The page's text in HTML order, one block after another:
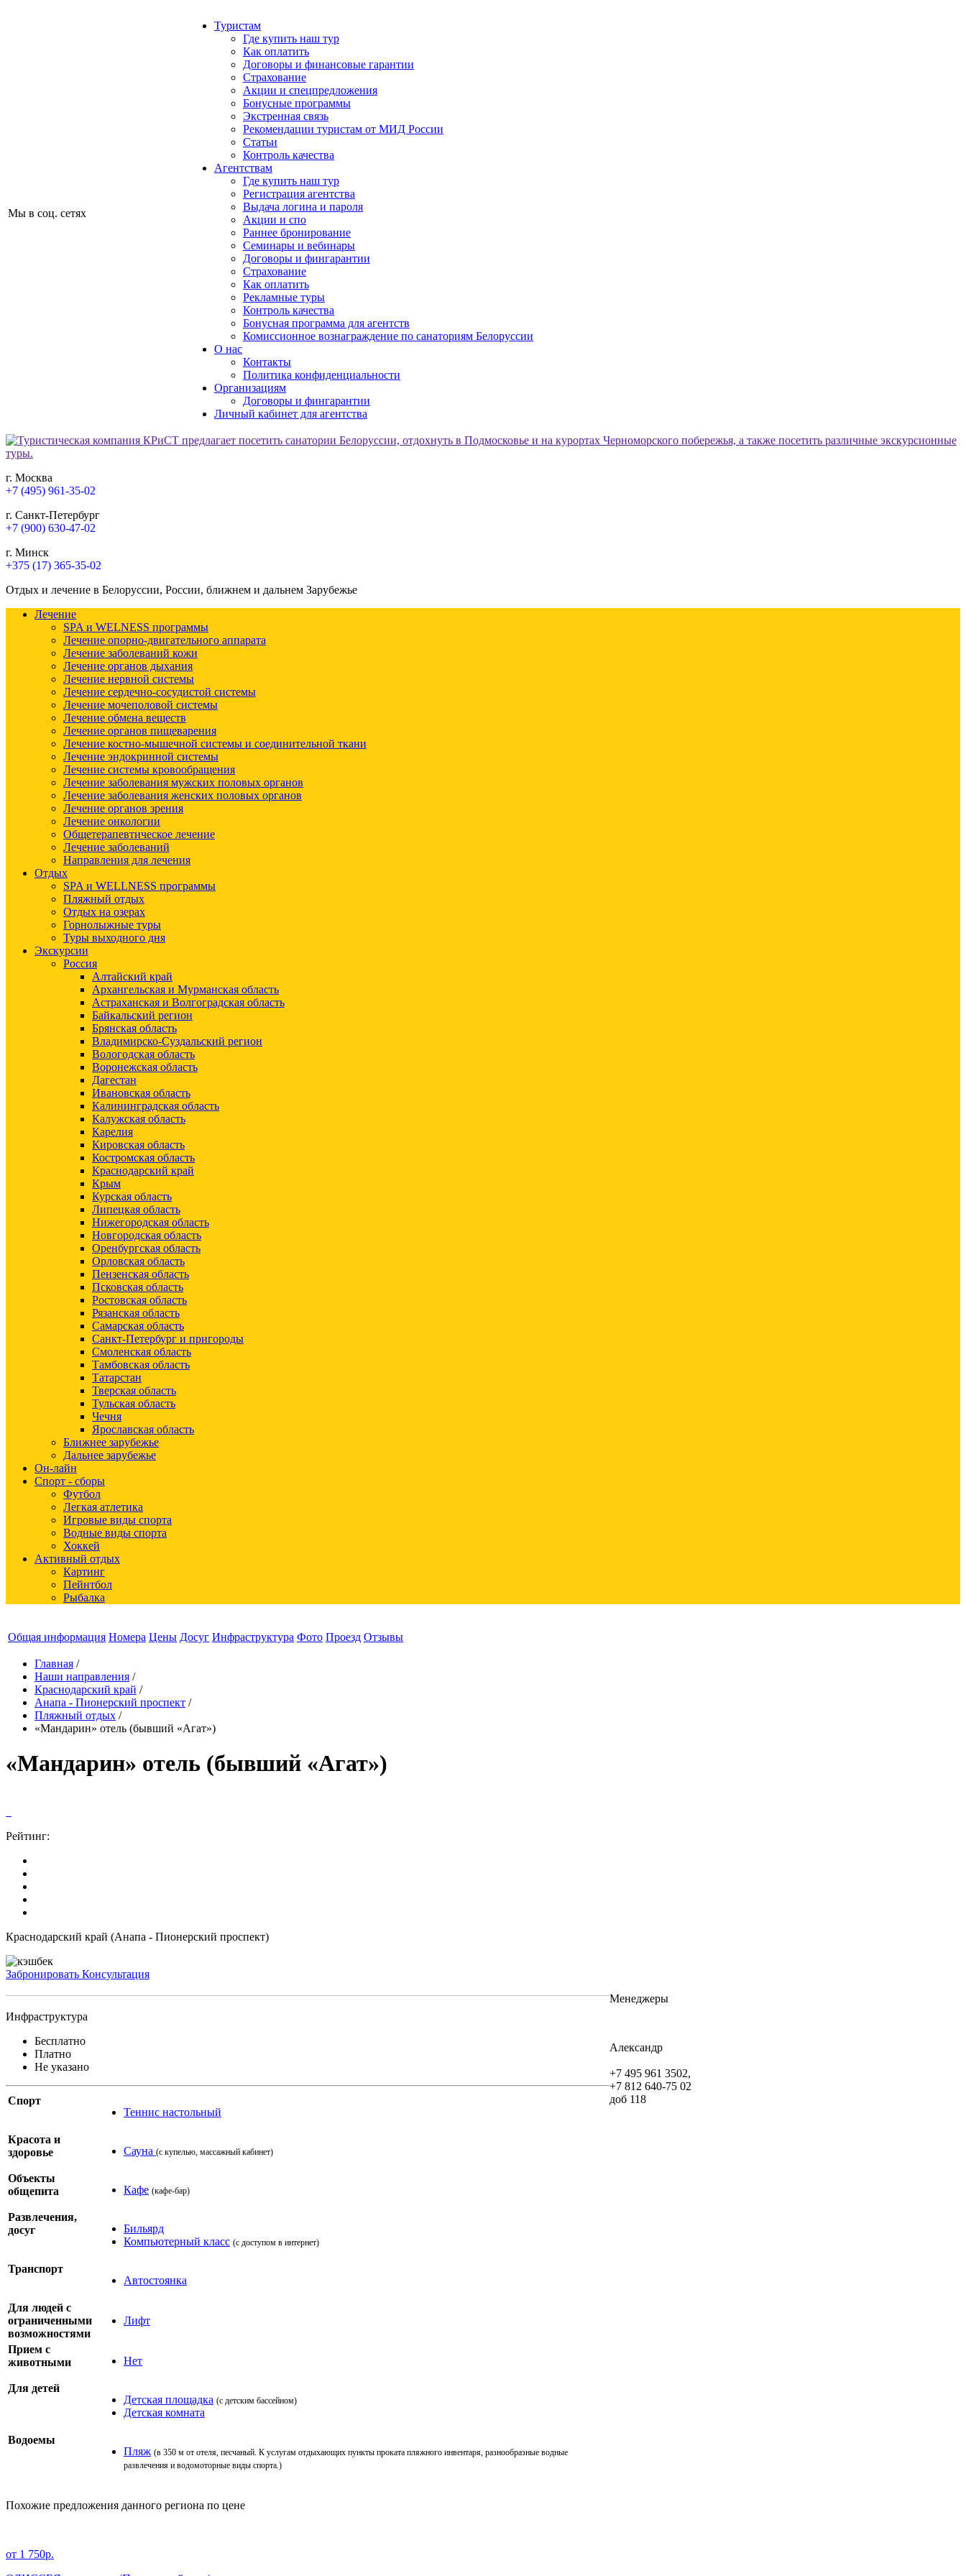
Мы в соц. сетях
Туристам
Где купить наш тур
Как оплатить
Договоры и финансовые гарантии
Страхование
Акции и спецпредложения
Бонусные программы
Экстренная связь
Рекомендации туристам от МИД России
Статьи
Контроль качества
Агентствам
Где купить наш тур
Регистрация агентства
Выдача логина и пароля
Акции и спо
Раннее бронирование
Семинары и вебинары
Договоры и фингарантии
Страхование
Как оплатить
Рекламные туры
Контроль качества
Бонусная программа для агентств
Комиссионное вознаграждение по санаториям Белоруссии
О нас
Контакты
Политика конфиденциальности
Организациям
Договоры и фингарантии
Личный кабинет для агентства
г. Москва
+7 (495) 961-35-02
г. Санкт-Петербург
+7 (900) 630-47-02
г. Минск
+375 (17) 365-35-02
Отдых и лечение в Белоруссии, России, ближнем и дальнем Зарубежье
Лечение
SPA и WELNESS программы
Лечение опорно-двигательного аппарата
Лечение заболеваний кожи
Лечение органов дыхания
Лечение нервной системы
Лечение сердечно-сосудистой системы
Лечение мочеполовой системы
Лечение обмена веществ
Лечение органов пищеварения
Лечение костно-мышечной системы и соединительной ткани
Лечение эндокринной системы
Лечение системы кровообращения
Лечение заболевания мужских половых органов
Лечение заболевания женских половых органов
Лечение органов зрения
Лечение онкологии
Общетерапевтическое лечение
Лечение заболеваний
Направления для лечения
Отдых
SPA и WELLNESS программы
Пляжный отдых
Отдых на озерах
Горнолыжные туры
Туры выходного дня
Экскурсии
Россия
Алтайский край
Архангельская и Мурманская область
Астраханская и Волгоградская область
Байкальский регион
Брянская область
Владимирско-Суздальский регион
Вологодская область
Воронежская область
Дагестан
Ивановская область
Калининградская область
Калужская область
Карелия
Кировская область
Костромская область
Краснодарский край
Крым
Курская область
Липецкая область
Нижегородская область
Новгородская область
Оренбургская область
Орловская область
Пензенская область
Псковская область
Ростовская область
Рязанская область
Самарская область
Санкт-Петербург и пригороды
Смоленская область
Тамбовская область
Татарстан
Тверская область
Тульская область
Чечня
Ярославская область
Ближнее зарубежье
Дальнее зарубежье
Он-лайн
Спорт - сборы
Футбол
Легкая атлетика
Игровые виды спорта
Водные виды спорта
Хоккей
Активный отдых
Картинг
Пейнтбол
Рыбалка
Общая информация Номера Цены Досуг Инфраструктура Фото Проезд Отзывы
Главная /
Наши направления /
Краснодарский край /
Анапа - Пионерский проспект /
Пляжный отдых /
«Мандарин» отель (бывший «Агат»)
«Мандарин» отель (бывший «Агат»)
Рейтинг:
Краснодарский край (Анапа - Пионерский проспект)
Забронировать Консультация
Менеджеры
Александр
+7 495 961 3502,
+7 812 640-75 02
доб 118
Инфраструктура
Бесплатно
Платно
Не указано
Спорт
Теннис настольный
Красота и
здоровье
Сауна (с купелью, массажный кабинет)
Объекты
общепита
Кафе (кафе-бар)
Развлечения,
досуг
Бильярд
Компьютерный класс (с доступом в интернет)
Транспорт
Автостоянка
Для людей с
ограниченными
возможностями
Лифт
Прием с
животными
Нет
Для детей
Детская площадка (с детским бассейном)
Детская комната
Водоемы
Пляж (в 350 м от отеля, песчаный. К услугам отдыхающих пункты проката пляжного инвентаря, разнообразные водные
развлечения и водомоторные виды спорта.)
Похожие предложения данного региона по цене
от 1 750р.